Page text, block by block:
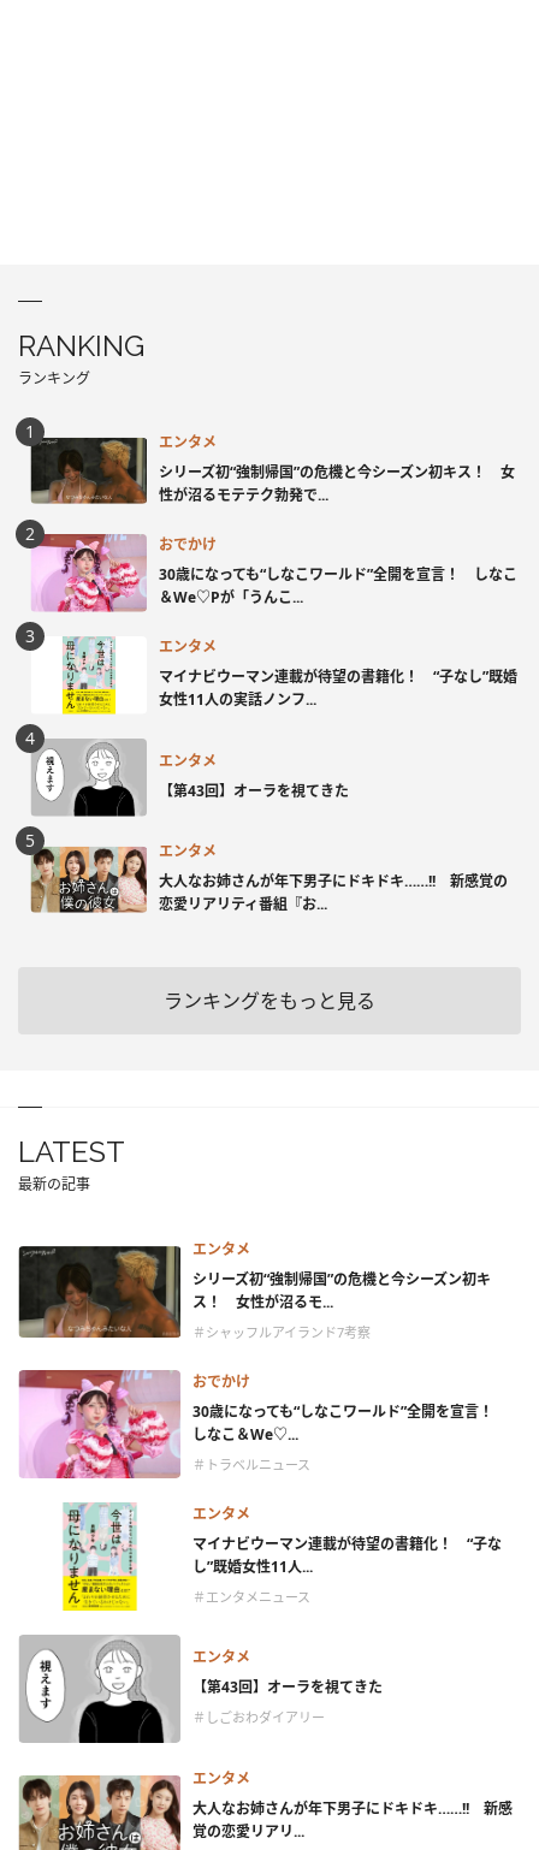
RANKING
ランキング
エンタメ
シリーズ初“強制帰国”の危機と今シーズン初キス！ 女
性が沼るモテテク勃発で...
おでかけ
30歳になっても“しなこワールド”全開を宣言！ しなこ
＆We♡Pが「うんこ...
エンタメ
マイナビウーマン連載が待望の書籍化！ “子なし”既婚
女性11人の実話ノンフ...
エンタメ
【第43回】オーラを視てきた
エンタメ
大人なお姉さんが年下男子にドキドキ……!! 新感覚の
恋愛リアリティ番組『お...
ランキングをもっと見る
LATEST
最新の記事
エンタメ
シリーズ初“強制帰国”の危機と今シーズン初キ
ス！ 女性が沼るモ...
＃シャッフルアイランド7考察
おでかけ
30歳になっても“しなこワールド”全開を宣言！
しなこ＆We♡...
＃トラベルニュース
エンタメ
マイナビウーマン連載が待望の書籍化！ “子な
し”既婚女性11人...
＃エンタメニュース
エンタメ
【第43回】オーラを視てきた
＃しごおわダイアリー
エンタメ
大人なお姉さんが年下男子にドキドキ……!! 新感
覚の恋愛リアリ...